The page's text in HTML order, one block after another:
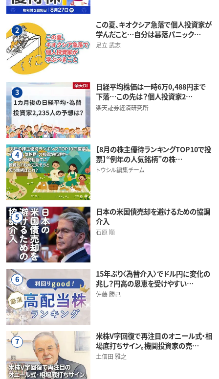
2
この夏、キオクシア急落で個人投資家が
学んだこと…自分は暴落パニック…
足立 武志
3
日経平均株価は一時6万0,488円まで
下落…この先は？個人投資家2…
楽天証券経済研究所
4
【8月の株主優待ランキングTOP10で投
票】“例年の人気銘柄”の株…
トウシル編集チーム
5
日本の米国債売却を避けるための協調
介入
石原 順
6
15年ぶり〈為替介入〉でドル円に変化の
兆し？円高の恩恵を受けやすい…
佐藤 勝己
7
米株V字回復で再注目のオニール式・相
場底打ちサイン。機関投資家の売…
土信田 雅之